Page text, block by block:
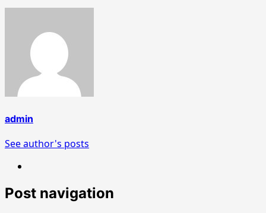
admin
See author's posts
Post navigation